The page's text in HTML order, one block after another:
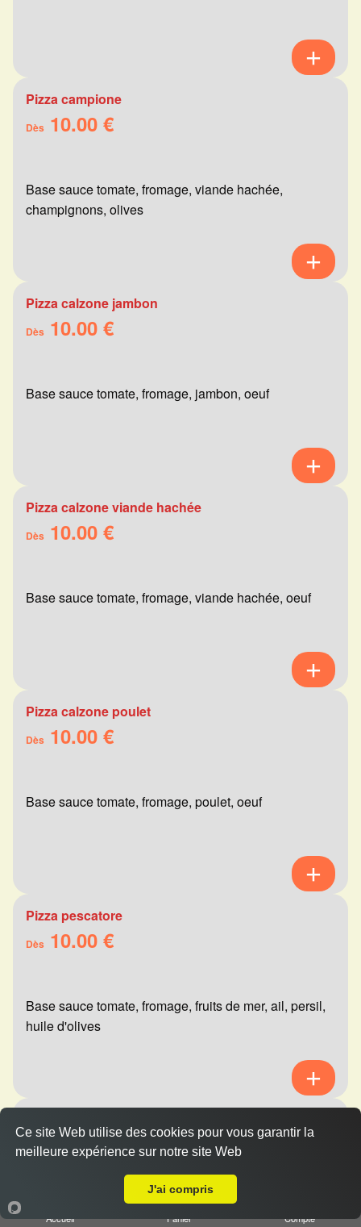
Pizza campione
Dès 10.00 €
Base sauce tomate, fromage, viande hachée,
champignons, olives
Pizza calzone jambon
Dès 10.00 €
Base sauce tomate, fromage, jambon, oeuf
Pizza calzone viande hachée
Dès 10.00 €
Base sauce tomate, fromage, viande hachée, oeuf
Pizza calzone poulet
Dès 10.00 €
Base sauce tomate, fromage, poulet, oeuf
Pizza pescatore
Dès 10.00 €
Base sauce tomate, fromage, fruits de mer, ail, persil,
huile d'olives
Dès10.00 €
Base sauce tomate, fromage, viande hachée,
Accueil Panier Compte
Ce site Web utilise des cookies pour vous garantir la
meilleure expérience sur notre site Web
J'ai compris